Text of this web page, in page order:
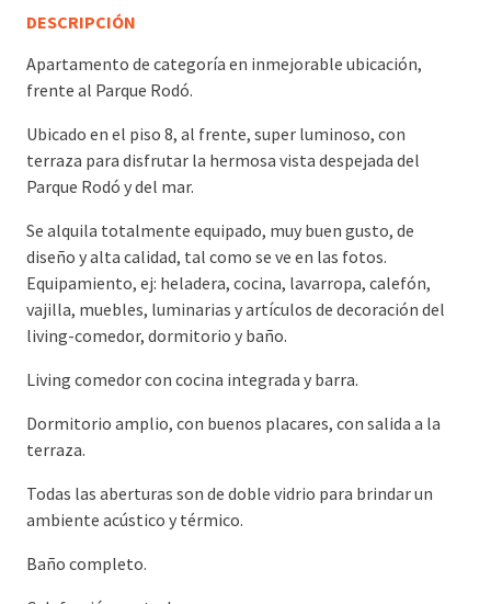
DESCRIPCIÓN
Apartamento de categoría en inmejorable ubicación,
frente al Parque Rodó.
Ubicado en el piso 8, al frente, super luminoso, con
terraza para disfrutar la hermosa vista despejada del
Parque Rodó y del mar.
Se alquila totalmente equipado, muy buen gusto, de
diseño y alta calidad, tal como se ve en las fotos.
Equipamiento, ej: heladera, cocina, lavarropa, calefón,
vajilla, muebles, luminarias y artículos de decoración del
living-comedor, dormitorio y baño.
Living comedor con cocina integrada y barra.
Dormitorio amplio, con buenos placares, con salida a la
terraza.
Todas las aberturas son de doble vidrio para brindar un
ambiente acústico y térmico.
Baño completo.